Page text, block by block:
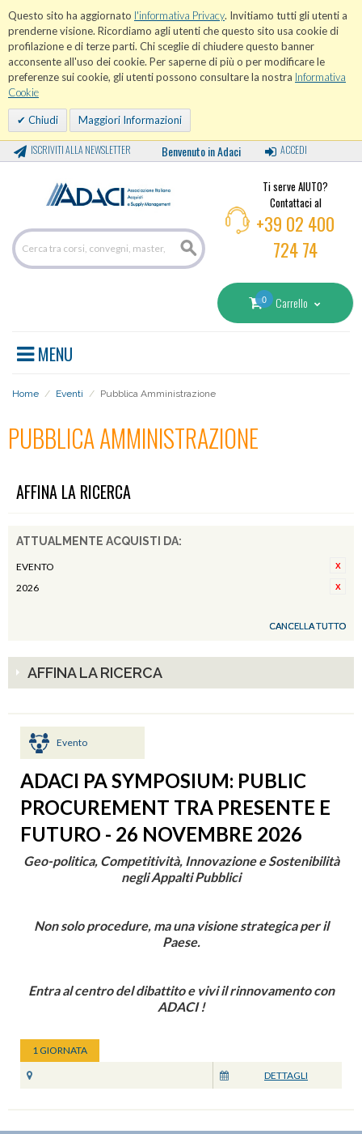
Questo sito ha aggiornato l'informativa Privacy. Invitiamo tutti gli utenti a
prenderne visione. Ricordiamo agli utenti che questo sito usa cookie di
profilazione e di terze parti. Chi sceglie di chiudere questo banner
acconsente all'uso dei cookie. Per saperne di più o per modificare le
preferenze sui cookie, gli utenti possono consultare la nostra Informativa
Cookie
Chiudi Maggiori Informazioni
ISCRIVITI ALLA NEWSLETTER Benvenuto in Adaci ACCEDI
Ti serve AIUTO?
Contattaci al
+39 02 400
724 74
0 Carrello
MENU
Home / Eventi / Pubblica Amministrazione
PUBBLICA AMMINISTRAZIONE
AFFINA LA RICERCA
ATTUALMENTE ACQUISTI DA:
EVENTO
2026
CANCELLA TUTTO
AFFINA LA RICERCA
Evento
ADACI PA SYMPOSIUM: PUBLIC
PROCUREMENT TRA PRESENTE E
FUTURO - 26 NOVEMBRE 2026
Geo-politica, Competitività, Innovazione e Sostenibilità
negli Appalti Pubblici
Non solo procedure, ma una visione strategica per il
Paese.
Entra al centro del dibattito e vivi il rinnovamento con
ADACI !
1 GIORNATA
DETTAGLI